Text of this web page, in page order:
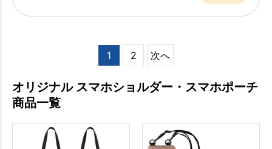
1 2 次へ
オリジナル スマホショルダー・スマホポーチ
商品一覧